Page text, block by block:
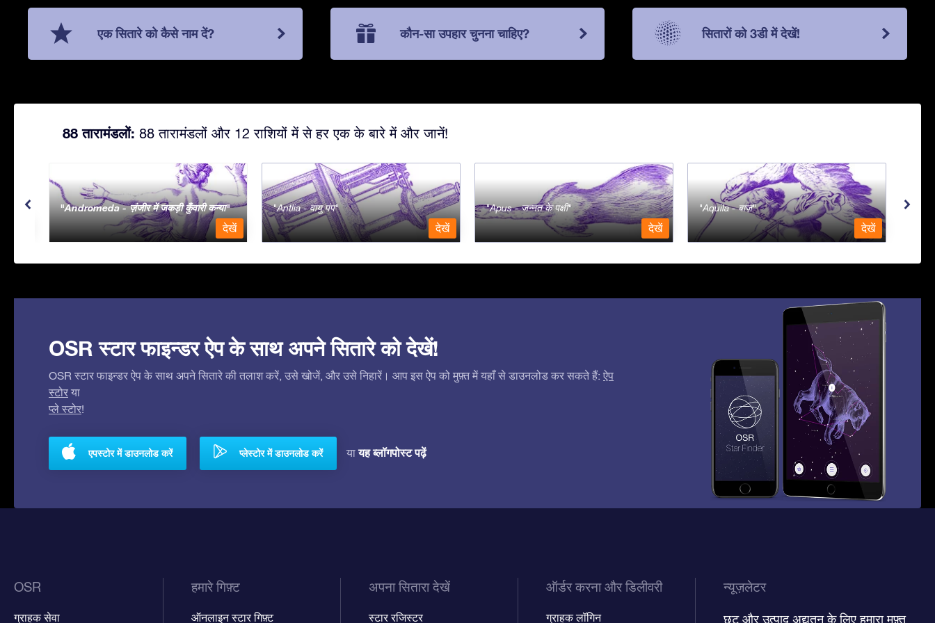
एक सितारे को कैसे नाम दें? कौन-सा उपहार चुनना चाहिए? सितारों को 3डी में देखें!
88 तारामंडलों: 88 तारामंडलों और 12 राशियों में से हर एक के बारे में और जानें!
Andromeda - ज़ंजीर में जकड़ी कुँवारी कन्या
देखें
Antlia - वायु पंप
देखें
Apus - जन्नत के पक्षी
देखें
Aquila - बाज़
देखें
OSR स्टार फाइन्डर ऐप के साथ अपने सितारे को देखें!
OSR स्टार फाइन्डर ऐप के साथ अपने सितारे की तलाश करें, उसे खोजें, और उसे निहारें। आप इस ऐप को मुफ़्त में यहाँ से डाउनलोड कर सकते हैं: ऐप
स्टोर या
प्ले स्टोर!
एपस्टोर में डाउनलोड करें प्लेस्टोर में डाउनलोड करें यायह ब्लॉगपोस्ट पढ़ें
OSR
ग्राहक सेवा
हमारे गिफ़्ट
ऑनलाइन स्टार गिफ़्ट
अपना सितारा देखें
स्टार रजिस्टर
ऑर्डर करना और डिलीवरी
ग्राहक लॉगिन
न्यूज़लेटर
छूट और उत्पाद अद्यतन के लिए हमारा मुफ़्त